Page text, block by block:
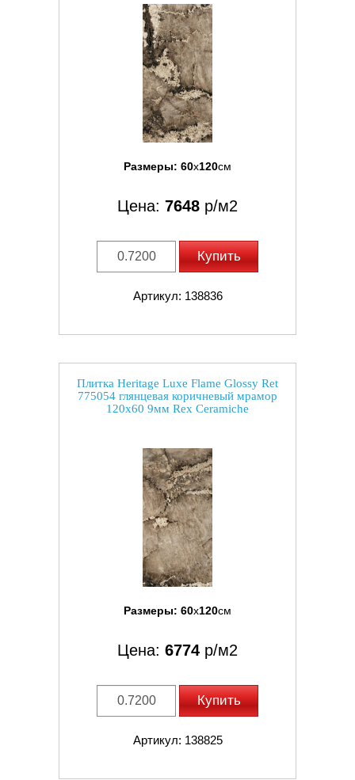
Размеры: 60x120см
Цена: 7648 р/м2
Купить
Артикул: 138836
Плитка Heritage Luxe Flame Glossy Ret
775054 глянцевая коричневый мрамор
120x60 9мм Rex Ceramiche
Размеры: 60x120см
Цена: 6774 р/м2
Купить
Артикул: 138825